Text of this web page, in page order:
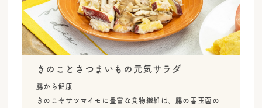
きのことさつまいもの元気サラダ
腸から健康
きのこやサツマイモに豊富な食物繊維は、腸の善玉菌の